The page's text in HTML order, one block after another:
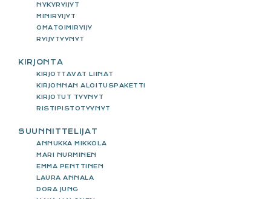
NYKYRYIJYT
MINIRYIJYT
OMATOIMIRYIJY
RYIJYTYYNYT
KIRJONTA
KIRJOTTAVAT LIINAT
KIRJONNAN ALOITUSPAKETTI
KIRJOTUT TYYNYT
RISTIPISTOTYYNYT
SUUNNITTELIJAT
ANNUKKA MIKKOLA
MARI NURMINEN
EMMA PENTTINEN
LAURA ANNALA
DORA JUNG